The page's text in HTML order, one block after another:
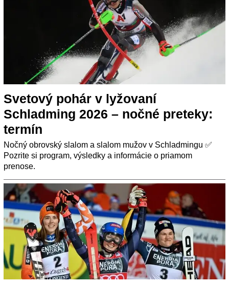
Svetový pohár v lyžovaní
Schladming 2026 – nočné preteky:
termín
Nočný obrovský slalom a slalom mužov v Schladmingu ✅
Pozrite si program, výsledky a informácie o priamom
prenose.